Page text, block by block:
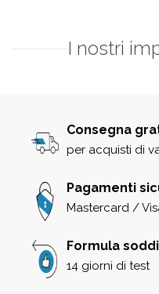
I nostri
Consegna
per acquisti di
Pagamenti
Mastercard /
Formula
14 giorni di test